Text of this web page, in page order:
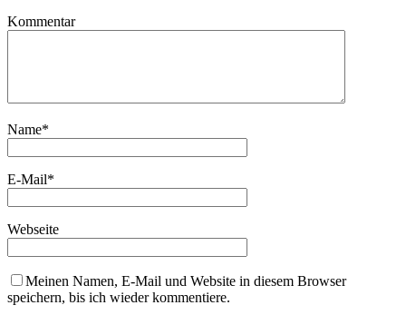
Kommentar
Name*
E-Mail*
Webseite
Meinen Namen, E-Mail und Website in diesem Browser
speichern, bis ich wieder kommentiere.